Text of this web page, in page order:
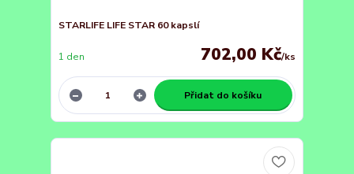
STARLIFE LIFE STAR 60 kapslí
702,00 Kč/ks
1 den
Přidat do košíku